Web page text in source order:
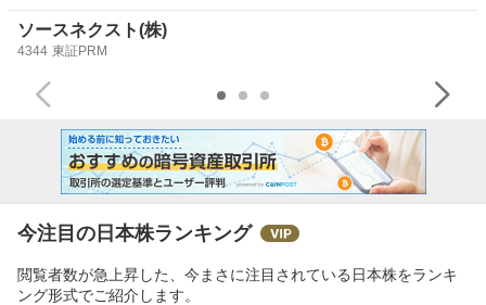
ソースネクスト(株)
4344 東証PRM
今注目の日本株ランキング
閲覧者数が急上昇した、今まさに注目されている日本株をランキ
ング形式でご紹介します。